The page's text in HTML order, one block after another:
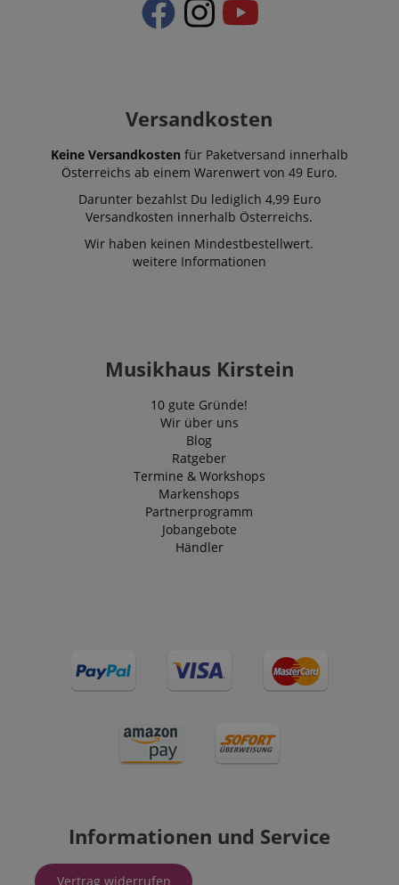
Versandkosten
Keine Versandkosten für Paketversand innerhalb
Österreichs ab einem Warenwert von 49 Euro.
Darunter bezahlst Du lediglich 4,99 Euro
Versandkosten innerhalb Österreichs.
Wir haben keinen Mindestbestellwert.
weitere Informationen
Musikhaus Kirstein
10 gute Gründe!
Wir über uns
Blog
Ratgeber
Termine & Workshops
Markenshops
Partnerprogramm
Jobangebote
Händler
Informationen und Service
Vertrag widerrufen